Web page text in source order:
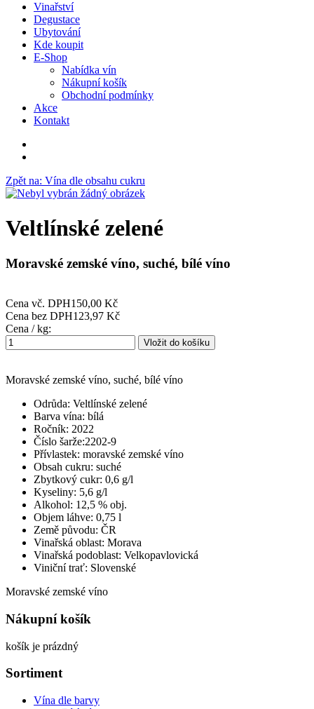
Vinařství
Degustace
Ubytování
Kde koupit
E-Shop
Nabídka vín
Nákupní košík
Obchodní podmínky
Akce
Kontakt
Zpět na: Vína dle obsahu cukru
Veltlínské zelené
Moravské zemské víno, suché, bílé víno
Cena vč. DPH150,00 Kč
Cena bez DPH123,97 Kč
Cena / kg:
Moravské zemské víno, suché, bílé víno
Odrůda: Veltlínské zelené
Barva vína: bílá
Ročník: 2022
Číslo šarže:2202-9
Přívlastek: moravské zemské víno
Obsah cukru: suché
Zbytkový cukr: 0,6 g/l
Kyseliny: 5,6 g/l
Alkohol: 12,5 % obj.
Objem láhve: 0,75 l
Země původu: ČR
Vinařská oblast: Morava
Vinařská podoblast: Velkopavlovická
Viniční trať: Slovenské
Moravské zemské víno
Nákupní košík
košík je prázdný
Sortiment
Vína dle barvy